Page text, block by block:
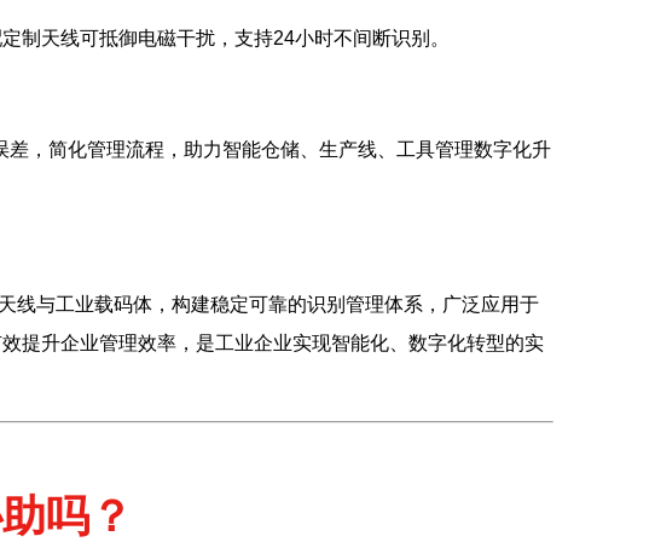
制天线可抵御电磁干扰，支持24小时不间断识别。
，简化管理流程，助力智能仓储、生产线、工具管理数字化升
线与工业载码体，构建稳定可靠的识别管理体系，广泛应用于
提升企业管理效率，是工业企业实现智能化、数字化转型的实
吗？